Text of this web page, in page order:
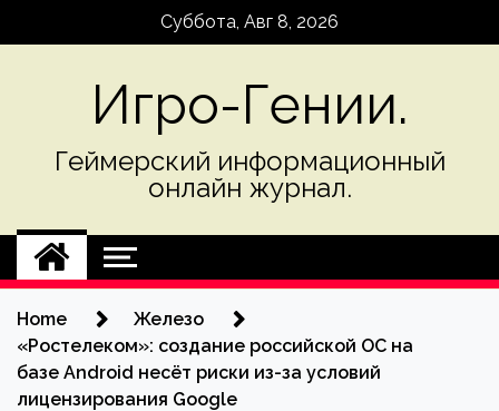
Суббота, Авг 8, 2026
Игро-Гении.
Геймерский информационный
онлайн журнал.
Home
Железо
«Ростелеком»: создание российской ОС на
базе Android несёт риски из-за условий
лицензирования Google